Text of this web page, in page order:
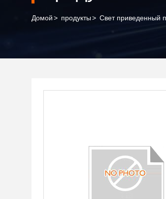
Домой> продукты> Свет приведенный